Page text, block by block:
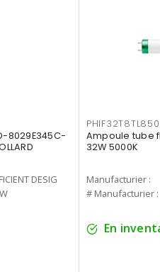
8029E345C-
DESIG
Ampoule tube
32W 5000K
Manufacturier :
# Manufacturier :
En